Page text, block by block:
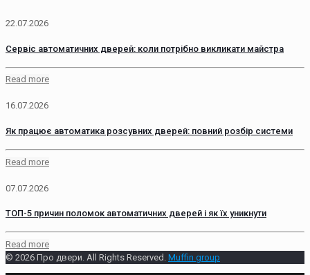
22.07.2026
Сервіс автоматичних дверей: коли потрібно викликати майстра
Read more
16.07.2026
Як працює автоматика розсувних дверей: повний розбір системи
Read more
07.07.2026
ТОП-5 причин поломок автоматичних дверей і як їх уникнути
Read more
© 2026 Про двери. All Rights Reserved. Muffin group